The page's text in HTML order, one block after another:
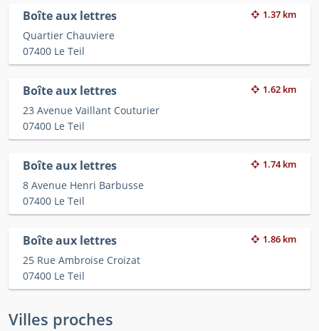
Boîte aux lettres 1.37 km
Quartier Chauviere
07400 Le Teil
Boîte aux lettres 1.62 km
23 Avenue Vaillant Couturier
07400 Le Teil
Boîte aux lettres 1.74 km
8 Avenue Henri Barbusse
07400 Le Teil
Boîte aux lettres 1.86 km
25 Rue Ambroise Croizat
07400 Le Teil
Villes proches